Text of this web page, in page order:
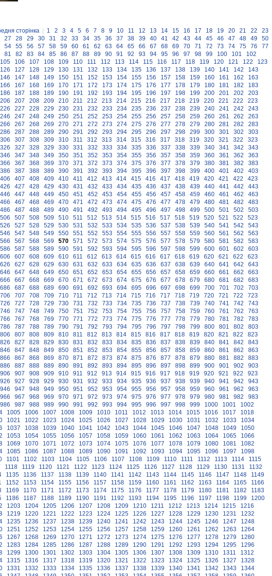
сторінка 1 2 3 4 5 6 7 8 9 10 11 12 13 14 15 16 17 18 19 20 21 22
23
27 28 29 30 31 32 33 34 35 36 37 38 39 40 41 42 43 44 45 46 47 48 49
50
54 55 56 57 58 59 60 61 62 63 64 65 66 67 68 69 70 71 72 73 74 75 76
77
81 82 83 84 85 86 87 88 89 90 91 92 93 94 95 96 97 98 99 100 101
102
105 106 107 108 109 110 111 112 113 114 115 116 117 118 119 120 121 122
123
126 127 128 129 130 131 132 133 134 135 136 137 138 139 140 141 142
143
146 147 148 149 150 151 152 153 154 155 156 157 158 159 160 161 162
163
166 167 168 169 170 171 172 173 174 175 176 177 178 179 180 181 182
183
186 187 188 189 190 191 192 193 194 195 196 197 198 199 200 201 202
203
206 207 208 209 210 211 212 213 214 215 216 217 218 219 220 221 222
223
226 227 228 229 230 231 232 233 234 235 236 237 238 239 240 241 242
243
246 247 248 249 250 251 252 253 254 255 256 257 258 259 260 261 262
263
266 267 268 269 270 271 272 273 274 275 276 277 278 279 280 281 282
283
286 287 288 289 290 291 292 293 294 295 296 297 298 299 300 301 302
303
306 307 308 309 310 311 312 313 314 315 316 317 318 319 320 321 322
323
326 327 328 329 330 331 332 333 334 335 336 337 338 339 340 341 342
343
346 347 348 349 350 351 352 353 354 355 356 357 358 359 360 361 362
363
366 367 368 369 370 371 372 373 374 375 376 377 378 379 380 381 382
383
386 387 388 389 390 391 392 393 394 395 396 397 398 399 400 401 402
403
406 407 408 409 410 411 412 413 414 415 416 417 418 419 420 421 422
423
426 427 428 429 430 431 432 433 434 435 436 437 438 439 440 441 442
443
446 447 448 449 450 451 452 453 454 455 456 457 458 459 460 461 462
463
466 467 468 469 470 471 472 473 474 475 476 477 478 479 480 481 482
483
486 487 488 489 490 491 492 493 494 495 496 497 498 499 500 501 502
503
506 507 508 509 510 511 512 513 514 515 516 517 518 519 520 521 522
523
526 527 528 529 530 531 532 533 534 535 536 537 538 539 540 541 542
543
546 547 548 549 550 551 552 553 554 555 556 557 558 559 560 561 562
563
566 567 568 569 570 571 572 573 574 575 576 577 578 579 580 581 582
583
586 587 588 589 590 591 592 593 594 595 596 597 598 599 600 601 602
603
606 607 608 609 610 611 612 613 614 615 616 617 618 619 620 621 622
623
626 627 628 629 630 631 632 633 634 635 636 637 638 639 640 641 642
643
646 647 648 649 650 651 652 653 654 655 656 657 658 659 660 661 662
663
666 667 668 669 670 671 672 673 674 675 676 677 678 679 680 681 682
683
686 687 688 689 690 691 692 693 694 695 696 697 698 699 700 701 702
703
706 707 708 709 710 711 712 713 714 715 716 717 718 719 720 721 722
723
726 727 728 729 730 731 732 733 734 735 736 737 738 739 740 741 742
743
746 747 748 749 750 751 752 753 754 755 756 757 758 759 760 761 762
763
766 767 768 769 770 771 772 773 774 775 776 777 778 779 780 781 782
783
786 787 788 789 790 791 792 793 794 795 796 797 798 799 800 801 802
803
806 807 808 809 810 811 812 813 814 815 816 817 818 819 820 821 822
823
826 827 828 829 830 831 832 833 834 835 836 837 838 839 840 841 842
843
846 847 848 849 850 851 852 853 854 855 856 857 858 859 860 861 862
863
866 867 868 869 870 871 872 873 874 875 876 877 878 879 880 881 882
883
886 887 888 889 890 891 892 893 894 895 896 897 898 899 900 901 902
903
906 907 908 909 910 911 912 913 914 915 916 917 918 919 920 921 922
923
926 927 928 929 930 931 932 933 934 935 936 937 938 939 940 941 942
943
946 947 948 949 950 951 952 953 954 955 956 957 958 959 960 961 962
963
966 967 968 969 970 971 972 973 974 975 976 977 978 979 980 981 982
983
986 987 988 989 990 991 992 993 994 995 996 997 998 999 1000 1001
1002
1005 1006 1007 1008 1009 1010 1011 1012 1013 1014 1015 1016 1017
1018
1021 1022 1023 1024 1025 1026 1027 1028 1029 1030 1031 1032 1033
1034
1037 1038 1039 1040 1041 1042 1043 1044 1045 1046 1047 1048 1049
1050
1053 1054 1055 1056 1057 1058 1059 1060 1061 1062 1063 1064 1065
1066
1069 1070 1071 1072 1073 1074 1075 1076 1077 1078 1079 1080 1081
1082
1085 1086 1087 1088 1089 1090 1091 1092 1093 1094 1095 1096 1097
1098
1101 1102 1103 1104 1105 1106 1107 1108 1109 1110 1111 1112 1113 1114
1115
1118 1119 1120 1121 1122 1123 1124 1125 1126 1127 1128 1129 1130 1131
1132
1135 1136 1137 1138 1139 1140 1141 1142 1143 1144 1145 1146 1147 1148
1149
1152 1153 1154 1155 1156 1157 1158 1159 1160 1161 1162 1163 1164 1165
1166
1169 1170 1171 1172 1173 1174 1175 1176 1177 1178 1179 1180 1181 1182
1183
1186 1187 1188 1189 1190 1191 1192 1193 1194 1195 1196 1197 1198 1199
1200
1203 1204 1205 1206 1207 1208 1209 1210 1211 1212 1213 1214 1215
1216
1219 1220 1221 1222 1223 1224 1225 1226 1227 1228 1229 1230 1231
1232
1235 1236 1237 1238 1239 1240 1241 1242 1243 1244 1245 1246 1247
1248
1251 1252 1253 1254 1255 1256 1257 1258 1259 1260 1261 1262 1263
1264
1267 1268 1269 1270 1271 1272 1273 1274 1275 1276 1277 1278 1279
1280
1283 1284 1285 1286 1287 1288 1289 1290 1291 1292 1293 1294 1295
1296
1299 1300 1301 1302 1303 1304 1305 1306 1307 1308 1309 1310 1311
1312
1315 1316 1317 1318 1319 1320 1321 1322 1323 1324 1325 1326 1327
1328
1331 1332 1333 1334 1335 1336 1337 1338 1339 1340 1341 1342 1343
1344